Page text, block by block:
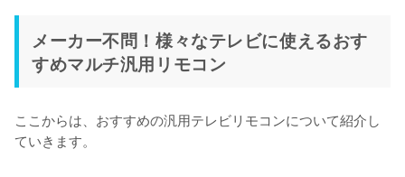
メーカー不問！様々なテレビに使えるおす
すめマルチ汎用リモコン
ここからは、おすすめの汎用テレビリモコンについて紹介し
ていきます。